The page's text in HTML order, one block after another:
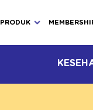
PRODUK